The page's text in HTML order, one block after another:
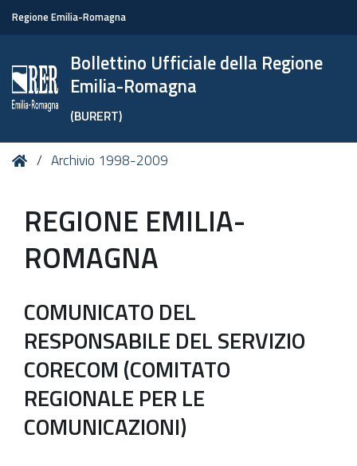
Regione Emilia-Romagna
Bollettino Ufficiale della Regione
Emilia-Romagna
(BURERT)
Tu HomeArchivio 1998-2009
REGIONE EMILIA-
ROMAGNA
COMUNICATO DEL
RESPONSABILE DEL SERVIZIO
CORECOM (COMITATO
REGIONALE PER LE
COMUNICAZIONI)